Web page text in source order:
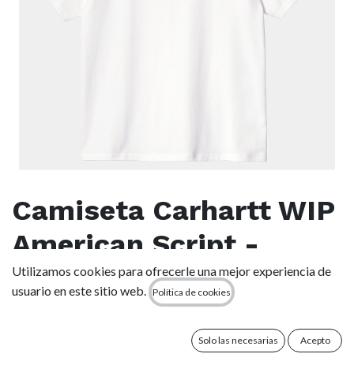
Camiseta Carhartt WIP
American Script -
White
La S/S American Script T-Shirt está confeccionada en punto
de algodón orgánico. Presenta nuestro logotipo con texto en
Utilizamos cookies para ofrecerle una mejor experiencia de
usuario en este sitio web.
Política de cookies
Solo las necesarias Acepto